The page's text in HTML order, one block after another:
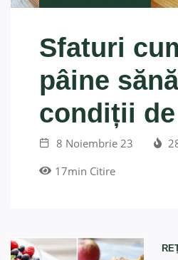
Sfaturi
pâine
condiții
8 Noiembrie 23
17min Citire